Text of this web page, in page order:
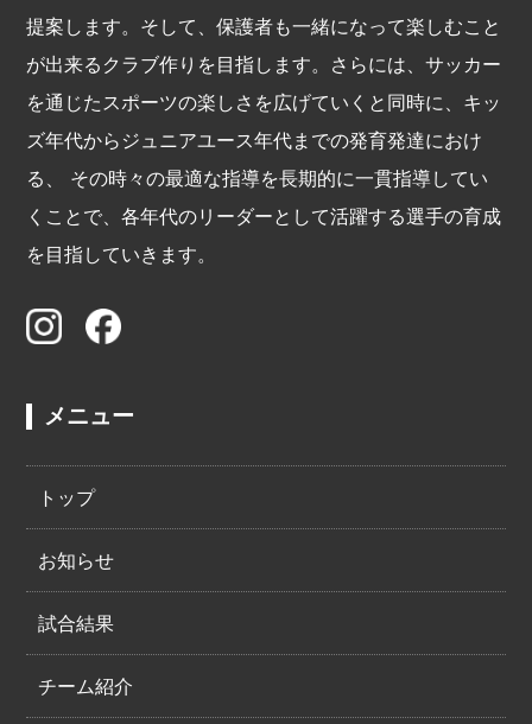
提案します。そして、保護者も一緒になって楽しむこと
が出来るクラブ作りを目指します。さらには、サッカー
を通じたスポーツの楽しさを広げていくと同時に、キッ
ズ年代からジュニアユース年代までの発育発達におけ
る、 その時々の最適な指導を長期的に一貫指導してい
くことで、各年代のリーダーとして活躍する選手の育成
を目指していきます。
メニュー
トップ
お知らせ
試合結果
チーム紹介